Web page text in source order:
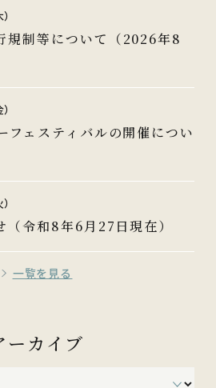
規制等について（2026年8
フェスティバルの開催につい
令和8年6月27日現在）
一覧を見る
ーカイブ